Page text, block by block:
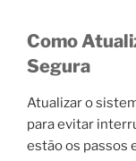
Como
Segura
Atualizar o
para evitar
estão os passos